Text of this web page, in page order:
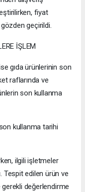
fiyat
geçirildi.
İŞLEM
gıda ürünlerinin son
raflarında ve
son kullanma
kullanma tarihi
ilgili işletmeler
Tespit edilen ürün ve
gerekli değerlendirme